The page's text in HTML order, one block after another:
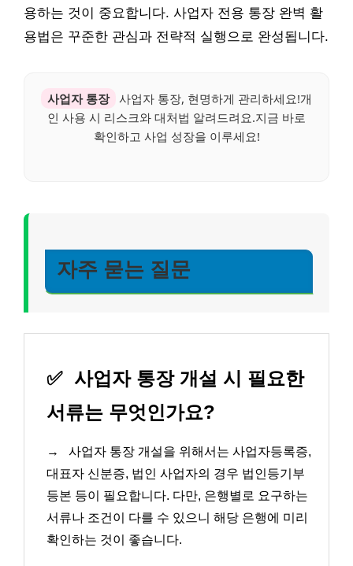
용하는 것이 중요합니다. 사업자 전용 통장 완벽 활
용법은 꾸준한 관심과 전략적 실행으로 완성됩니다.
사업자 통장 사업자 통장, 현명하게 관리하세요!개
인 사용 시 리스크와 대처법 알려드려요.지금 바로
확인하고 사업 성장을 이루세요!
자주 묻는 질문
✅ 사업자 통장 개설 시 필요한
서류는 무엇인가요?
→
사업자 통장 개설을 위해서는 사업자등록증,
대표자 신분증, 법인 사업자의 경우 법인등기부
등본 등이 필요합니다. 다만, 은행별로 요구하는
서류나 조건이 다를 수 있으니 해당 은행에 미리
확인하는 것이 좋습니다.